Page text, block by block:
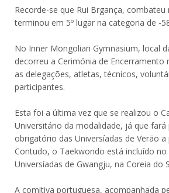
Recorde-se que Rui Brgança,
terminou em 5º lugar na categoria de -
No Inner Mongolian Gymnasium, local
decorreu a Cerimónia de Encerramento
as delegações, atletas, técnicos,
participantes.
Esta foi a última vez que se realizou o
Universitário da modalidade, já que
obrigatório das Universíadas de Verão a
Contudo, o Taekwondo está incluído
Universíadas de Gwangju, na Coreia do
A comitiva portuguesa, acompanhada